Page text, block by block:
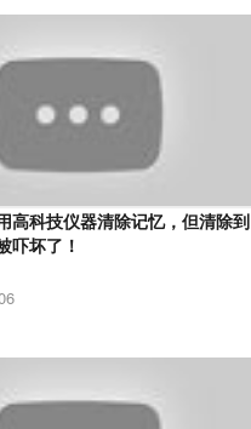
高科技仪器清除记忆，但清除到
吓坏了！